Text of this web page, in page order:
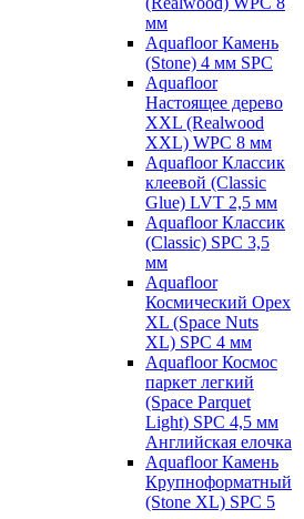
мм
Aquafloor Камень
(Stone) 4 мм SPC
Aquafloor
Настоящее дерево
XXL (Realwood
XXL) WPC 8 мм
Aquafloor Классик
клеевой (Classic
Glue) LVT 2,5 мм
Aquafloor Классик
(Classic) SPC 3,5
мм
Aquafloor
Космический Орех
XL (Space Nuts
XL) SPC 4 мм
Aquafloor Космос
паркет легкий
(Space Parquet
Light) SPC 4,5 мм
Английская елочка
Aquafloor Камень
Крупноформатный
(Stone XL) SPC 5